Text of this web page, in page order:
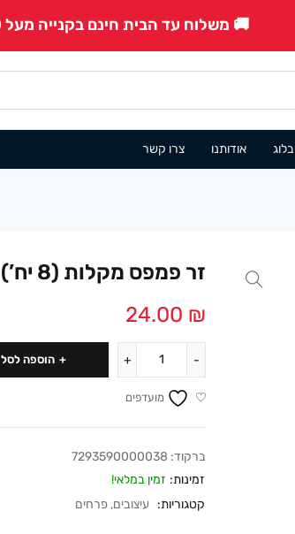
🚚 משלוח עד הבית חינם בקנייה מעל 500₪!
בלוג אודותנו צרו קשר
זר פמפס מקלות (8 יח’)
24.00 ₪
הוספה לסל
מועדפים
ברקוד: 7293590000038
זמינות: זמין במלאי!
קטגוריות:
עיצובים, פרחים